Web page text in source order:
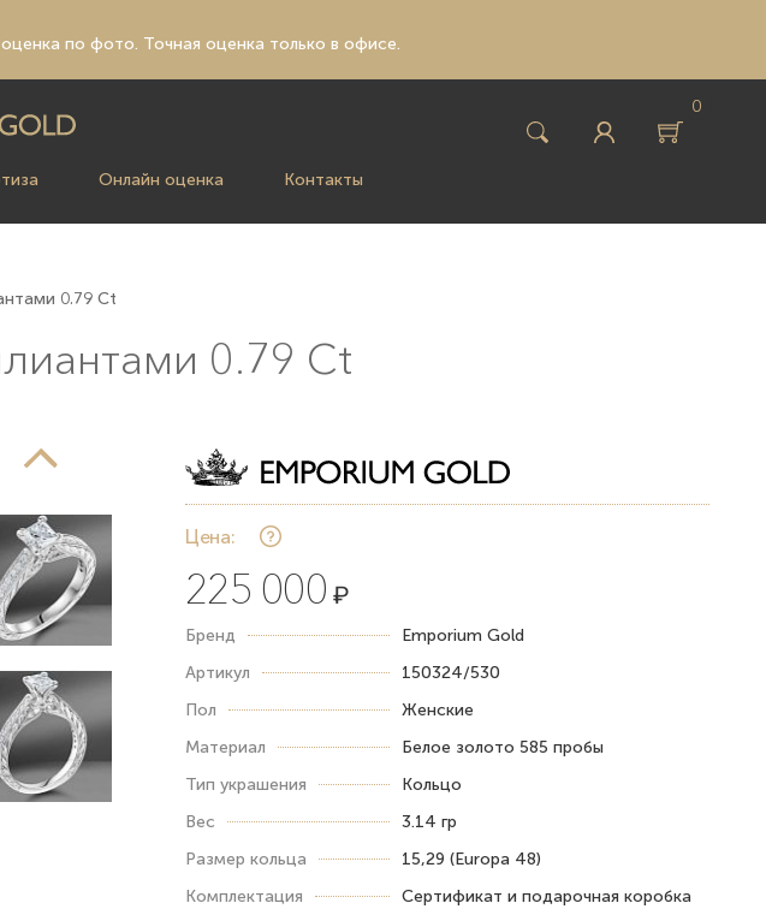
по фото. Точная оценка только в офисе.
0
Онлайн оценка Контакты
0.79 Ct
0.79 Ct
Цена:
225 000 ₽
Бренд
Emporium Gold
Артикул
150324/530
Пол
Женские
Материал
Белое золото 585 пробы
Тип украшения
Кольцо
Вес
3.14 гр
Размер кольца
15,29 (Europa 48)
Комплектация
Сертификат и подарочная коробка